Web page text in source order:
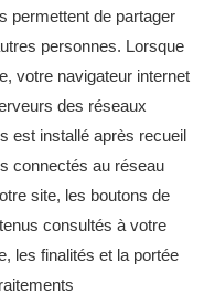
permettent de partager
personnes. Lorsque
votre navigateur internet
des réseaux
est installé après recueil
connectés au réseau
site, les boutons de
consultés à votre
les finalités et la portée